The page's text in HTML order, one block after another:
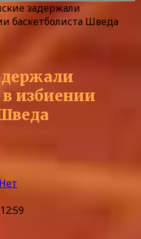
задержали
баскетболиста Шведа
избиении
Нет